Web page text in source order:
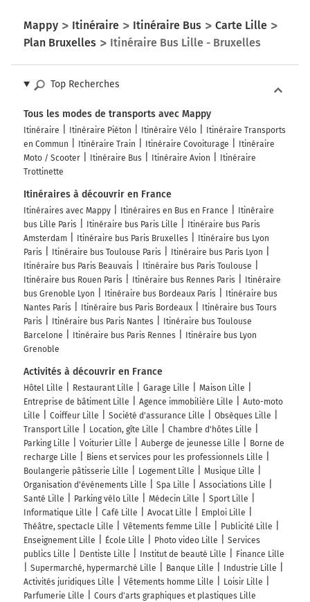
Mappy Itinéraire Itinéraire Bus
Carte Lille
Plan Bruxelles
Itinéraire Bus Lille - Bruxelles
Top Recherches
Tous les modes de transports avec Mappy
Itinéraire Itinéraire Piéton Itinéraire Vélo
Itinéraire Transports
en Commun
Itinéraire Train Itinéraire Covoiturage
Itinéraire
Moto / Scooter
Itinéraire Bus Itinéraire Avion
Itinéraire
Trottinette
Itinéraires à découvrir en France
Itinéraires avec Mappy Itinéraires en Bus en France
Itinéraire
bus Lille Paris
Itinéraire bus Paris Lille
Itinéraire bus Paris
Amsterdam
Itinéraire bus Paris Bruxelles
Itinéraire bus Lyon
Paris
Itinéraire bus Toulouse Paris
Itinéraire bus Paris Lyon
Itinéraire bus Paris Beauvais
Itinéraire bus Paris Toulouse
Itinéraire bus Rouen Paris
Itinéraire bus Rennes Paris
Itinéraire
bus Grenoble Lyon
Itinéraire bus Bordeaux Paris
Itinéraire bus
Nantes Paris
Itinéraire bus Paris Bordeaux
Itinéraire bus Tours
Paris
Itinéraire bus Paris Nantes
Itinéraire bus Toulouse
Barcelone
Itinéraire bus Paris Rennes
Itinéraire bus Lyon
Grenoble
Activités à découvrir en France
Hôtel Lille Restaurant Lille Garage Lille
Maison Lille
Entreprise de bâtiment Lille
Agence immobilière Lille
Auto-moto
Lille
Coiffeur Lille Société d'assurance Lille
Obsèques Lille
Transport Lille
Location, gîte Lille
Chambre d'hôtes Lille
Parking Lille
Voiturier Lille Auberge de jeunesse Lille
Borne de
recharge Lille
Biens et services pour les professionnels Lille
Boulangerie pâtisserie Lille
Logement Lille
Musique Lille
Organisation d'événements Lille
Spa Lille
Associations Lille
Santé Lille
Parking vélo Lille Médecin Lille
Sport Lille
Informatique Lille
Café Lille Avocat Lille
Emploi Lille
Théâtre, spectacle Lille
Vêtements femme Lille
Publicité Lille
Enseignement Lille
École Lille Photo video Lille
Services
publics Lille
Dentiste Lille Institut de beauté Lille
Finance Lille
Supermarché, hypermarché Lille
Banque Lille
Industrie Lille
Activités juridiques Lille
Vêtements homme Lille
Loisir Lille
Parfumerie Lille
Cours d'arts graphiques et plastiques Lille